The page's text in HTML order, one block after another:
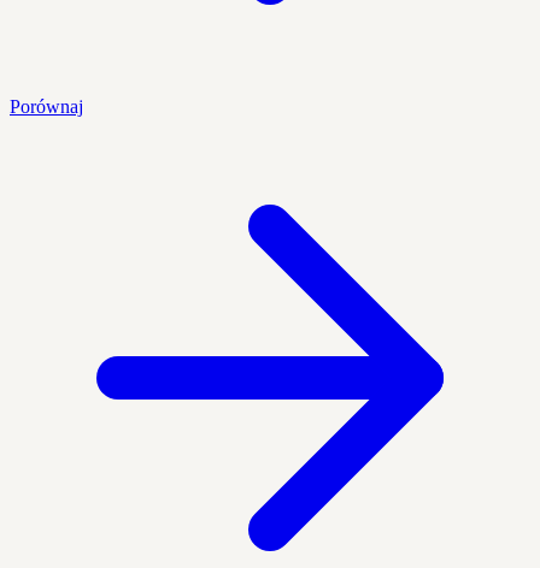
Porównaj